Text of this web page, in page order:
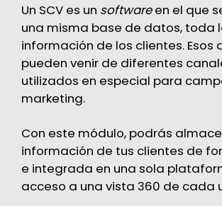
Un SCV es un softwareen el que
una misma base de datos, toda
información de los clientes. Esos
pueden venir de diferentes
utilizados en especial para
marketing.
Con este módulo, podrás
información de tus clientes de
e integrada en una sola
acceso a una vista 360 de cada